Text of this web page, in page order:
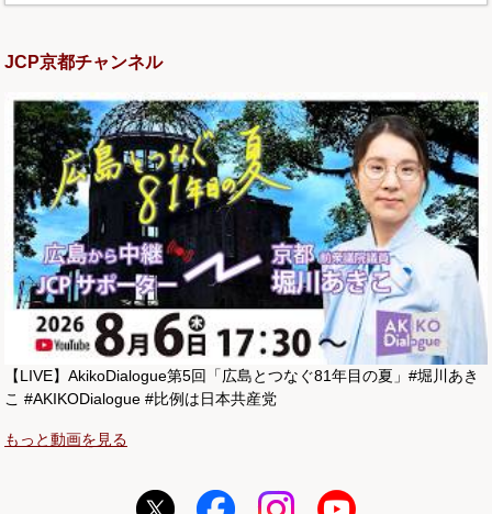
JCP京都チャンネル
【LIVE】AkikoDialogue第5回「広島とつなぐ81年目の夏」#堀川あき
こ #AKIKODialogue #比例は日本共産党
もっと動画を見る